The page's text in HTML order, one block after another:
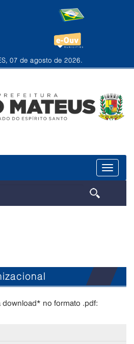
07 de agosto de 2026.
Menu
download* no formato .pdf: